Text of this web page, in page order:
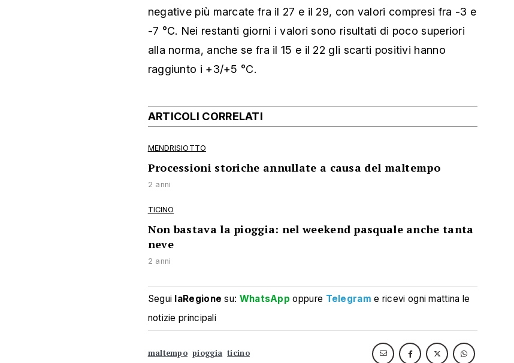
negative più marcate fra il 27 e il 29, con valori compresi fra -3 e
-7 °C. Nei restanti giorni i valori sono risultati di poco superiori
alla norma, anche se fra il 15 e il 22 gli scarti positivi hanno
raggiunto i +3/+5 °C.
ARTICOLI CORRELATI
MENDRISIOTTO
Processioni storiche annullate a causa del maltempo
2 anni
TICINO
Non bastava la pioggia: nel weekend pasquale anche tanta
neve
2 anni
Segui laRegione su: WhatsApp oppure Telegram e ricevi ogni mattina le
notizie principali
maltempo pioggia ticino